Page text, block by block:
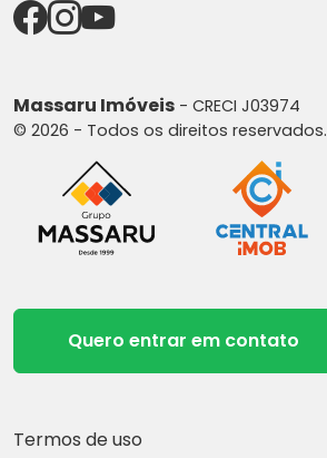
Massaru Imóveis - CRECI J03974
© 2026 - Todos os direitos reservados.
Quero entrar em contato
Termos de uso